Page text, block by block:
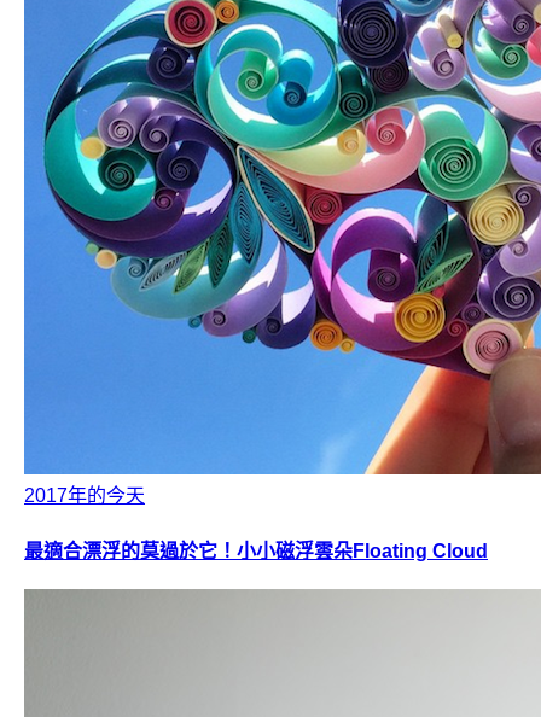
2017年的今天
最適合漂浮的莫過於它！小小磁浮雲朵Floating Cloud